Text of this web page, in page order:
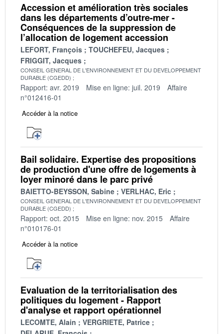
Accession et amélioration très sociales
dans les départements d’outre-mer -
Conséquences de la suppression de
l’allocation de logement accession
LEFORT, François
TOUCHEFEU, Jacques
FRIGGIT, Jacques
CONSEIL GENERAL DE L'ENVIRONNEMENT ET DU DEVELOPPEMENT
DURABLE (CGEDD)
Rapport: avr. 2019 Mise en ligne: juil. 2019
Affaire
n°012416-01
Accéder à la notice
Bail solidaire. Expertise des propositions
de production d'une offre de logements à
loyer minoré dans le parc privé
BAIETTO-BEYSSON, Sabine VERLHAC, Eric
CONSEIL GENERAL DE L'ENVIRONNEMENT ET DU DEVELOPPEMENT
DURABLE (CGEDD)
Rapport: oct. 2015 Mise en ligne: nov. 2015
Affaire
n°010176-01
Accéder à la notice
Evaluation de la territorialisation des
politiques du logement - Rapport
d'analyse et rapport opérationnel
LECOMTE, Alain
VERGRIETE, Patrice